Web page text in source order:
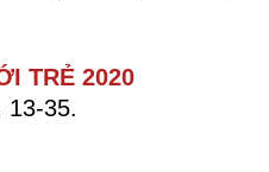
TRẺ 2020
13-35.